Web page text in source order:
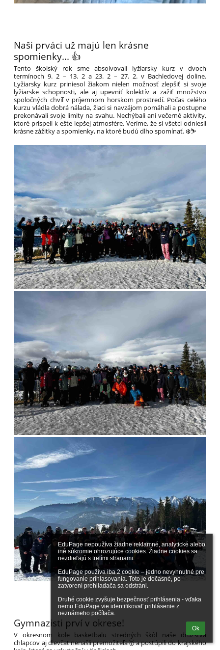
EduPage nepoužíva žiadne reklamné, analytické alebo
iné súkromie ohrozujúce cookies. Žiadne cookies sa
nezdieľajú s tretími stranami.
EduPage používa iba 2 cookie – jedno nevyhnutné pre
fungovanie prihlasovania. Toto je dočasné, po
zatvorení prehliadača sa odstráni.
Druhé cookie zvyšuje bezpečnosť prihlásenia - vďaka
nemu EduPage vie identifikovať prihlásenie z
neznámeho počítača.
Ok
Naši prváci už majú len krásne
spomienky... 👍
Tento školský rok sme absolvovali lyžiarsky kurz v dvoch
termínoch 9. 2 – 13. 2 a 23. 2 – 27. 2. v Bachledovej doline.
Lyžiarsky kurz priniesol žiakom nielen možnosť zlepšiť si svoje
lyžiarske schopnosti, ale aj upevniť kolektív a zažiť množstvo
spoločných chvíľ v príjemnom horskom prostredí. Počas celého
kurzu vládla dobrá nálada, žiaci si navzájom pomáhali a postupne
prekonávali svoje limity na svahu. Nechýbali ani večerné aktivity,
ktoré prispeli k ešte lepšej atmosfére. Veríme, že si všetci odniesli
krásne zážitky a spomienky, na ktoré budú dlho spomínať. ❄️⛷️
Gymnazisti prví v okrese!
V okresnom kole basketbalu stredných škôl naše družstvá
chlapcov aj dievčat nenašli premožiteľa🥇 a postúpili do krajského